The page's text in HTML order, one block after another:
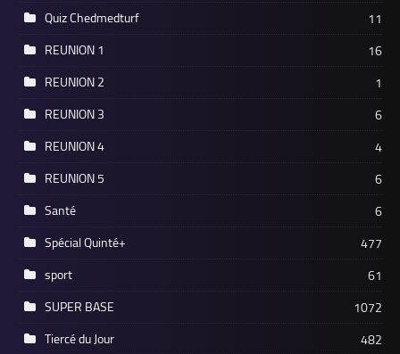
Quiz Chedmedturf
11
REUNION 1
16
REUNION 2
1
REUNION 3
6
REUNION 4
4
REUNION 5
6
Santé
6
Spécial Quinté+
477
sport
61
SUPER BASE
1072
Tiercé du Jour
482